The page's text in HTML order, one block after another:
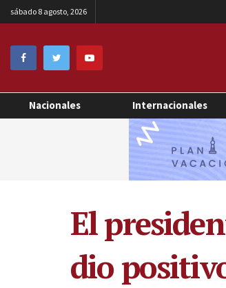
sábado 8 agosto, 2026
Nacionales Internacionales
El
dio